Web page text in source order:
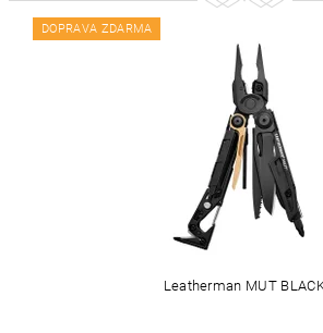
DOPRAVA ZDARMA
Leatherman MUT